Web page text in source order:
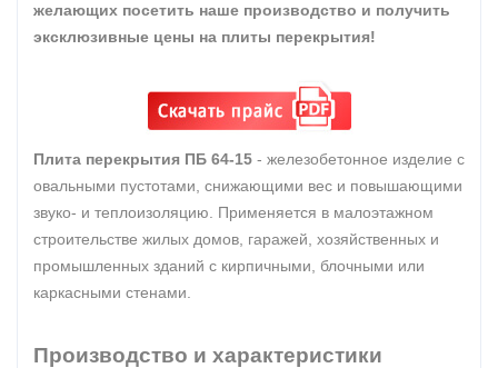
желающих посетить наше производство и получить
эксклюзивные цены на плиты перекрытия!
Плита перекрытия ПБ 64-15 - железобетонное изделие с
овальными пустотами, снижающими вес и повышающими
звуко- и теплоизоляцию. Применяется в малоэтажном
строительстве жилых домов, гаражей, хозяйственных и
промышленных зданий с кирпичными, блочными или
каркасными стенами.
Производство и характеристики